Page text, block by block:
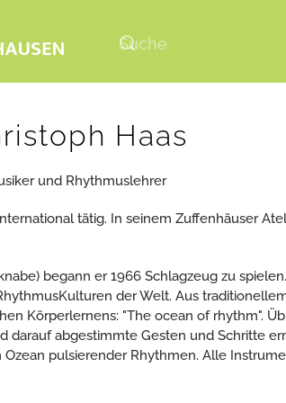
Haas
und Rhythmuslehrer
tätig. In seinem Zuffenhäuser
begann er 1966 Schlagzeug zu
der Welt. Aus
Körperlernens: "The ocean of rhythm".
darauf abgestimmte Gesten und Schritte
pulsierender Rhythmen. Alle